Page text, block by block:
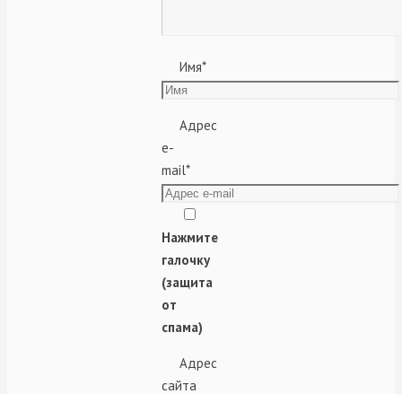
Имя*
Адрес
e-
mail*
Нажмите
галочку
(защита
от
спама)
Адрес
сайта